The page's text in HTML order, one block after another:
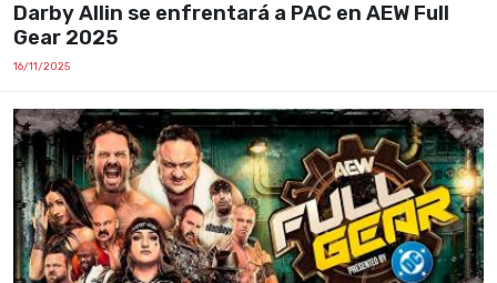
Darby Allin se enfrentará a PAC en AEW Full
Gear 2025
16/11/2025